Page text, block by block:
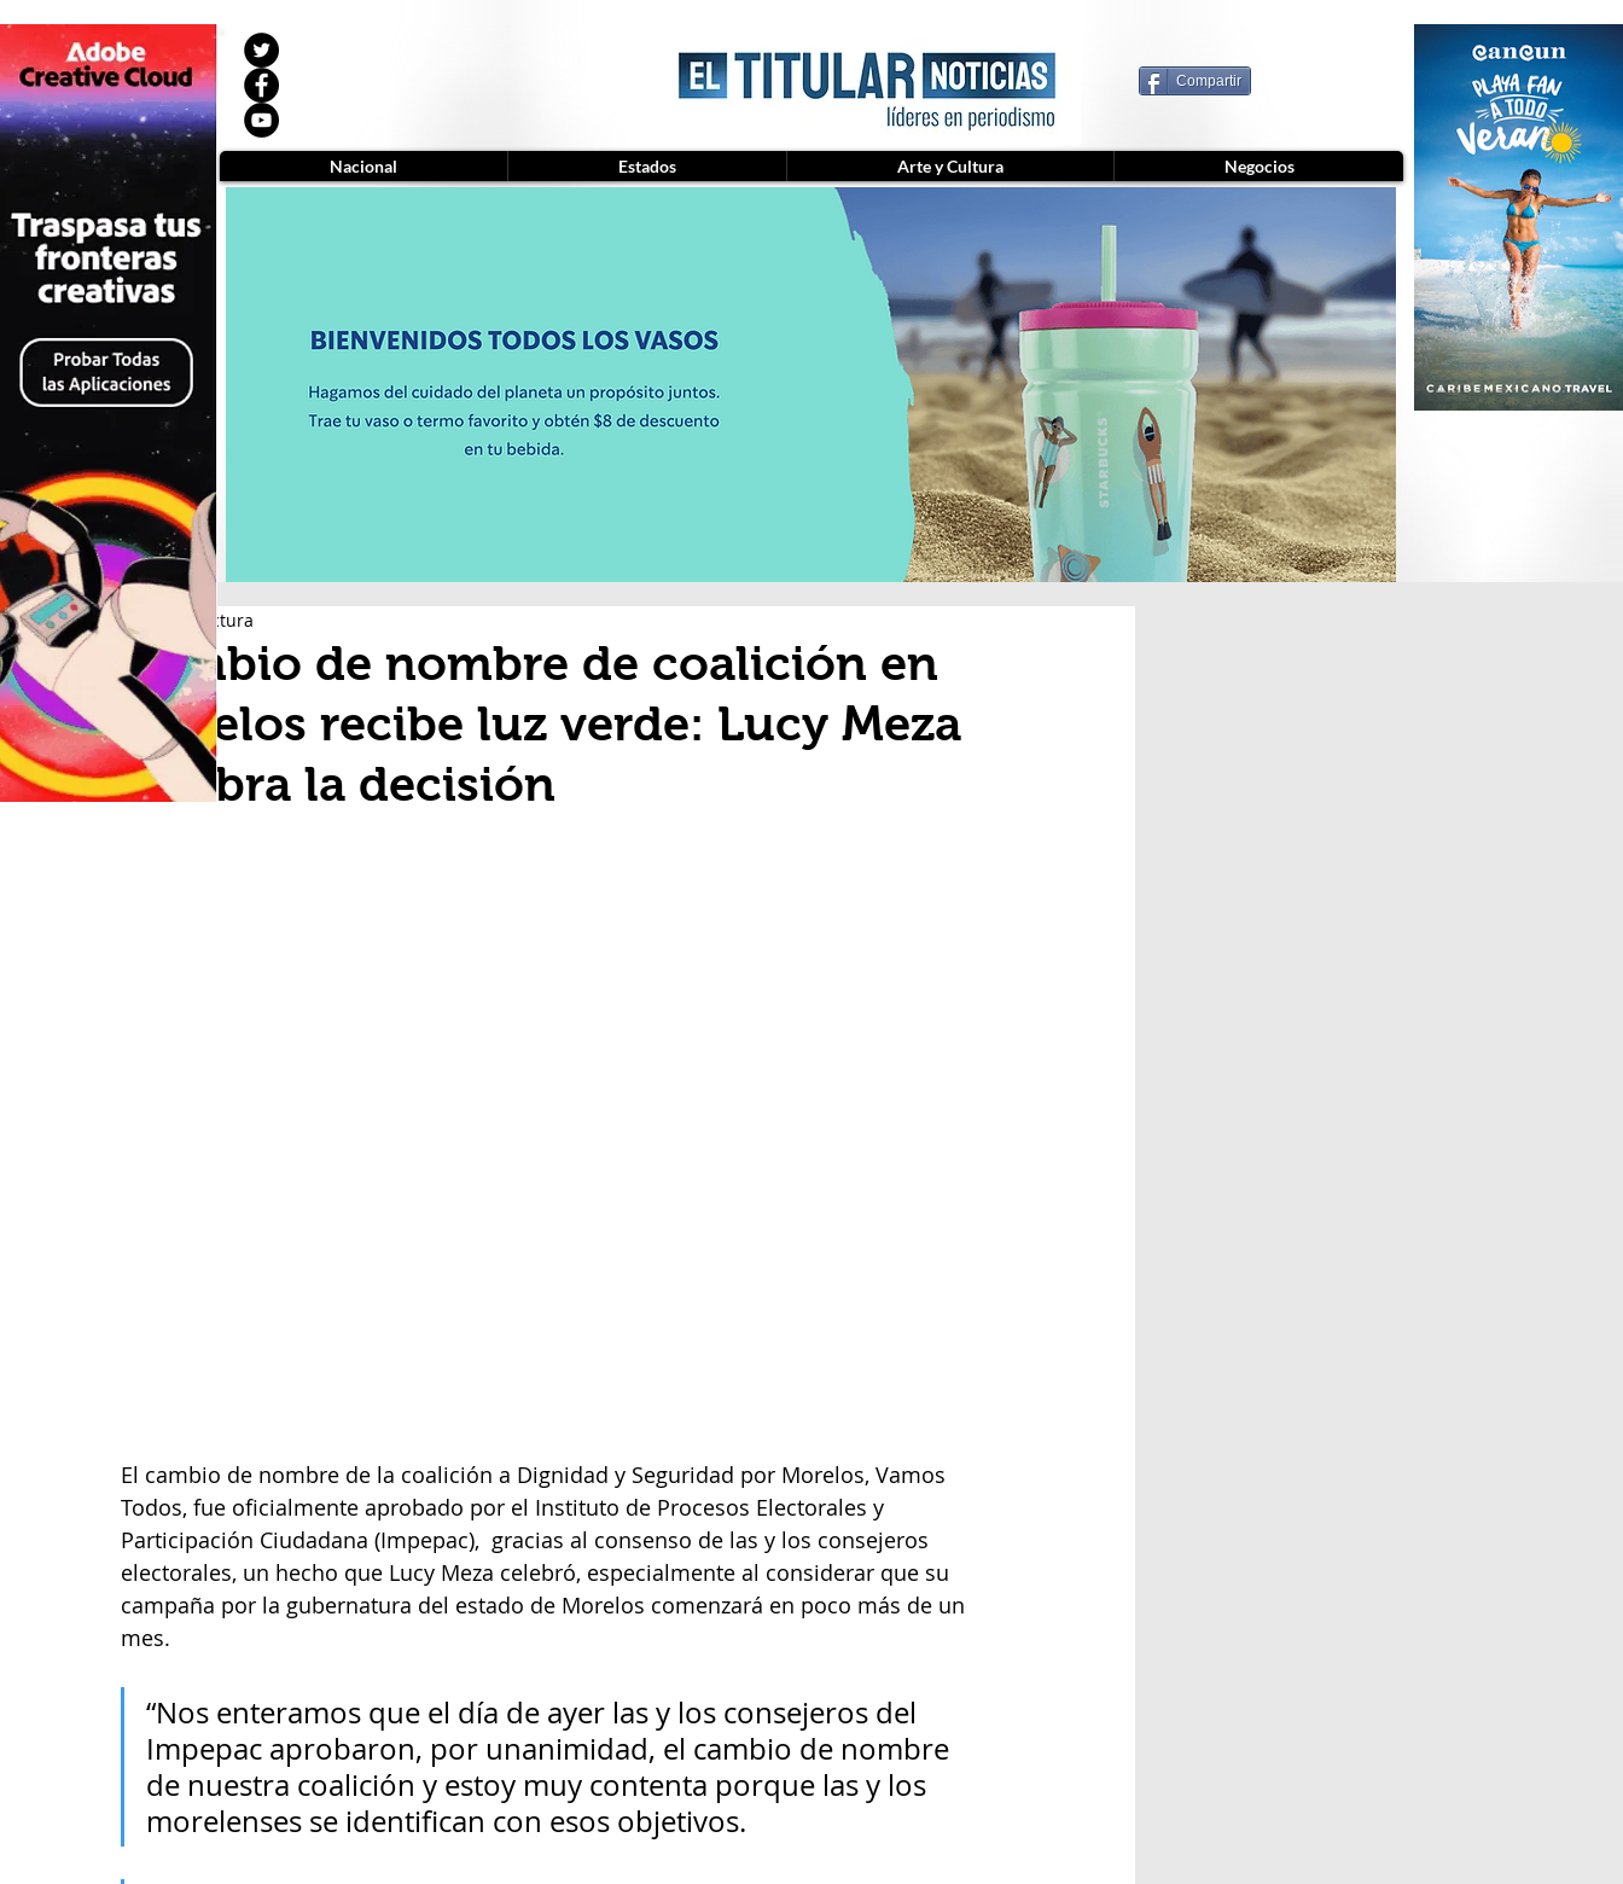
Compartir
Cambio de nombre de coalición en
Morelos recibe luz verde: Lucy Meza
celebra la decisión
2 min de lectura
El cambio de nombre de la coalición a Dignidad y Seguridad por Morelos, Vamos
Todos, fue oficialmente aprobado por el Instituto de Procesos Electorales y
Participación Ciudadana (Impepac),  gracias al consenso de las y los consejeros
electorales, un hecho que Lucy Meza celebró, especialmente al considerar que su
campaña por la gubernatura del estado de Morelos comenzará en poco más de un
mes.
“Nos enteramos que el día de ayer las y los consejeros del
Impepac aprobaron, por unanimidad, el cambio de nombre
de nuestra coalición y estoy muy contenta porque las y los
morelenses se identifican con esos objetivos.
Nacional Estados Arte y Cultura Negocios